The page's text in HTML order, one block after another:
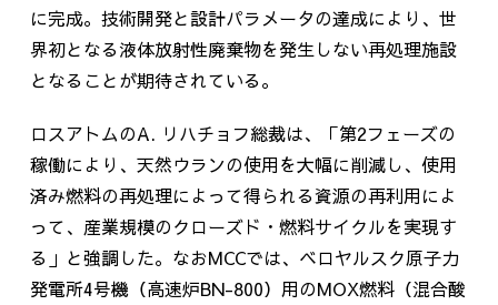
に完成。技術開発と設計パラメータの達成により、世
界初となる液体放射性廃棄物を発生しない再処理施設
となることが期待されている。
ロスアトムのA. リハチョフ総裁は、「第2フェーズの
稼働により、天然ウランの使用を大幅に削減し、使用
済み燃料の再処理によって得られる資源の再利用によ
って、産業規模のクローズド・燃料サイクルを実現す
る」と強調した。なおMCCでは、ベロヤルスク原子力
発電所4号機（高速炉BN-800）用のMOX燃料（混合酸